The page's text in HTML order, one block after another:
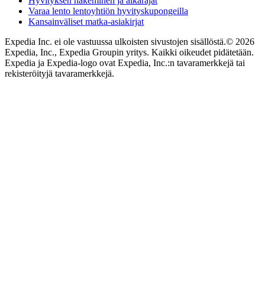
Varaa lento lentoyhtiön hyvityskupongeilla
Kansainväliset matka-asiakirjat
Expedia Inc. ei ole vastuussa ulkoisten sivustojen sisällöstä.© 2026
Expedia, Inc., Expedia Groupin yritys. Kaikki oikeudet pidätetään.
Expedia ja Expedia-logo ovat Expedia, Inc.:n tavaramerkkejä tai
rekisteröityjä tavaramerkkejä.